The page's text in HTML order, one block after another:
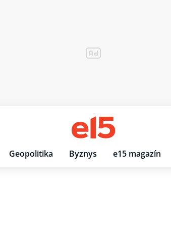
Geopolitika Byznys e15 magazín